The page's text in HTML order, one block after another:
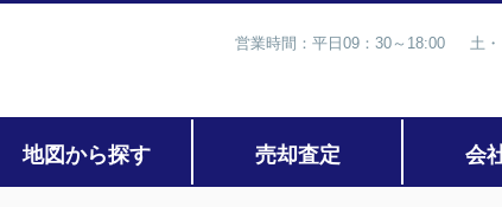
営業時間：平日09：30～18:00 土
地図から探す 売却査定 会